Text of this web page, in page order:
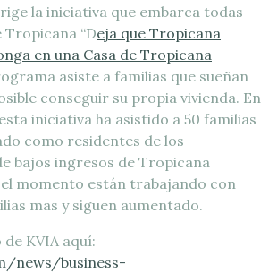
la iniciativa que embarca todas
Tropicana “Deja que Tropicana
en una Casa de Tropicana
asiste a familias que sueñan
conseguir su propia vivienda. En
iniciativa ha asistido a 50 familias
como residentes de los
bajos ingresos de Tropicana
momento están trabajando con
mas y siguen aumentado.
KVIA aquí:
news/business-